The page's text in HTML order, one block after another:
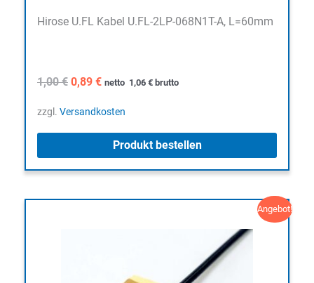
Hirose U.FL Kabel U.FL-2LP-068N1T-A, L=60mm
1,00€ Ursprünglicher
war:
0,89 €Aktueller
ist:
netto 1,06 € brutto
zzgl. Versandkosten
Produkt bestellen
Angebot!